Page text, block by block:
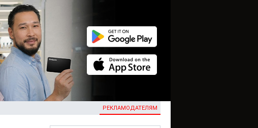
РЕКЛАМОДАТЕЛЯМ